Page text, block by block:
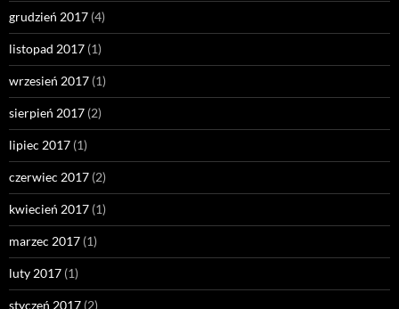
grudzień 2017 (4)
listopad 2017 (1)
wrzesień 2017 (1)
sierpień 2017 (2)
lipiec 2017 (1)
czerwiec 2017 (2)
kwiecień 2017 (1)
marzec 2017 (1)
luty 2017 (1)
styczeń 2017 (2)